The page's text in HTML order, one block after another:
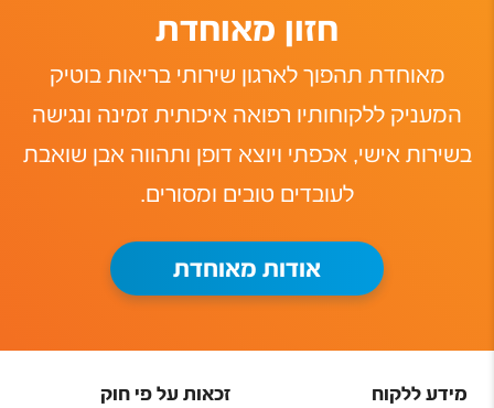
חזון מאוחדת
מאוחדת תהפוך לארגון שירותי בריאות בוטיק
המעניק ללקוחותיו רפואה איכותית זמינה ונגישה
בשירות אישי, אכפתי ויוצא דופן ותהווה אבן שואבת
לעובדים טובים ומסורים.
אודות מאוחדת
מידע ללקוח זכאות על פי חוק